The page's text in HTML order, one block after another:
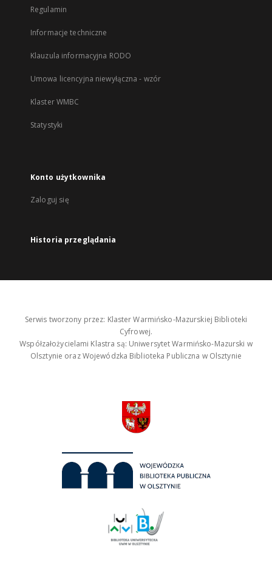
Regulamin
Informacje techniczne
Klauzula informacyjna RODO
Umowa licencyjna niewyłączna - wzór
Klaster WMBC
Statystyki
Konto użytkownika
Zaloguj się
Historia przeglądania
Serwis tworzony przez: Klaster Warmińsko-Mazurskiej Biblioteki
Cyfrowej.
Współzałożycielami Klastra są: Uniwersytet Warmińsko-Mazurski w
Olsztynie oraz Wojewódzka Biblioteka Publiczna w Olsztynie